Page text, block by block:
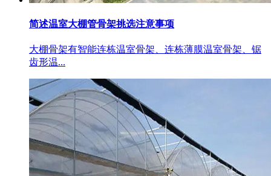
简述温室大棚管骨架挑选注意事项
大棚骨架有智能连栋温室骨架、连栋薄膜温室骨架、锯
齿形温...